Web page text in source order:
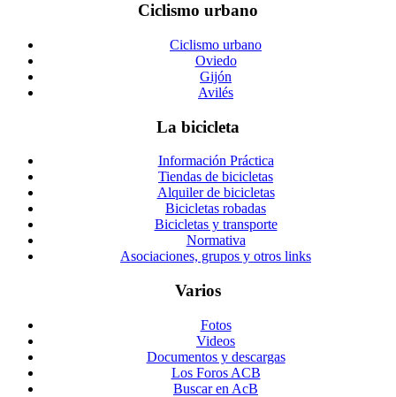
Ciclismo urbano
Ciclismo urbano
Oviedo
Gijón
Avilés
La bicicleta
Información Práctica
Tiendas de bicicletas
Alquiler de bicicletas
Bicicletas robadas
Bicicletas y transporte
Normativa
Asociaciones, grupos y otros links
Varios
Fotos
Videos
Documentos y descargas
Los Foros ACB
Buscar en AcB